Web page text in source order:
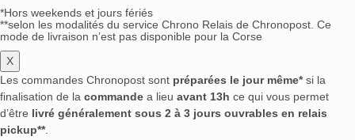
Latvijas Balzams(0) Law(0) Lazy Dodo(0)
Lepanto(0) Licor 43(0) Lind & Lime
Luftbremzer(0) Luigi Francoli(0) Luis Felipe(0)
M&H
(0) (0) Maker's Mark (0)
*Hors weekends et jours fériés
**selon les modalités du service Chrono Relais de Chronopost. Ce
mode de livraison n’est pas disponible pour la Corse
X
Les commandes Chronopost sont préparées le jour même*si la
finalisation de la commande a lieu avant 13h ce qui vous permet
d’être livré généralement sous 2 à 3 jours ouvrables en relais
pickup**.